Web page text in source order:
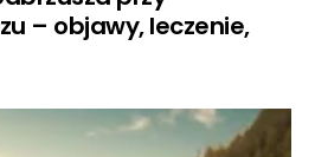
– objawy, leczenie,